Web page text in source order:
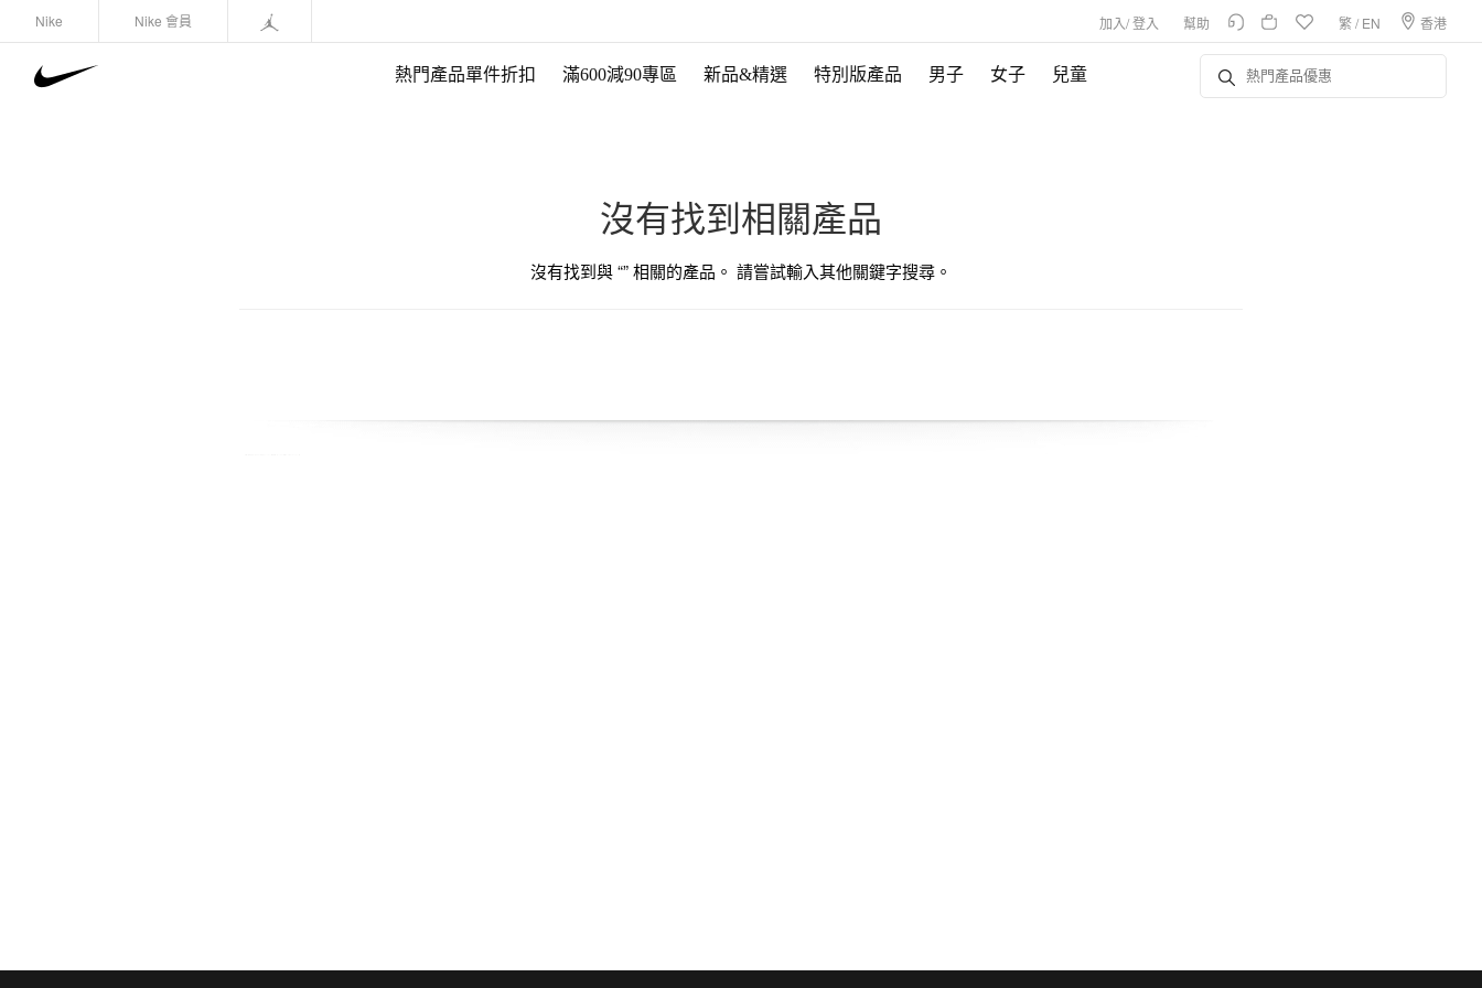
Nike Nike 會員 加入/登入 幫助 繁/ EN 香港
熱門產品單件折扣 滿600減90專區 新品&精選 特別版產品 男子 女子 兒童
沒有找到相關產品
沒有找到與 “” 相關的產品。 請嘗試輸入其他關鍵字搜尋。